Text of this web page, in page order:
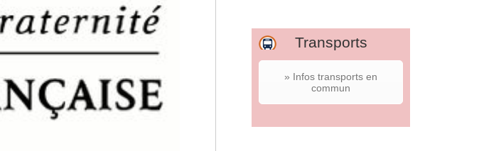
Transports
» Infos transports en
commun